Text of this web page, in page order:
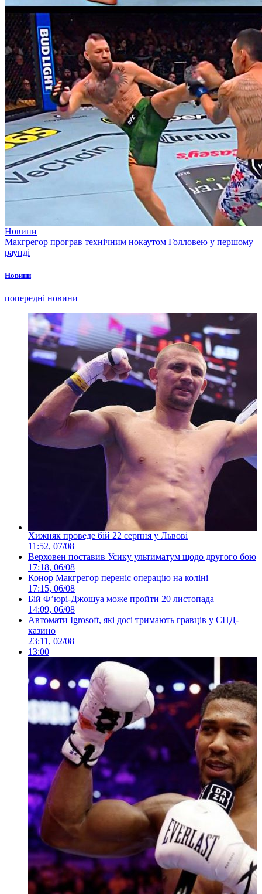
Новини
Макгрегор програв технічним нокаутом Голловею у першому
раунді
Новини
попередні новини
Хижняк проведе бій 22 серпня у Львові
11:52, 07/08
Верховен поставив Усику ультиматум щодо другого бою
17:18, 06/08
Конор Макгрегор переніс операцію на коліні
17:15, 06/08
Бій Ф’юрі-Джошуа може пройти 20 листопада
14:09, 06/08
Автомати Igrosoft, які досі тримають гравців у СНД-
казино
23:11, 02/08
13:00